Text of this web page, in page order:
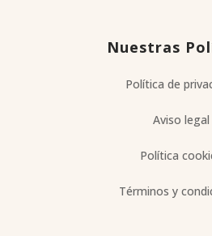
Nuestras
Política de
Aviso legal
Política
Términos y